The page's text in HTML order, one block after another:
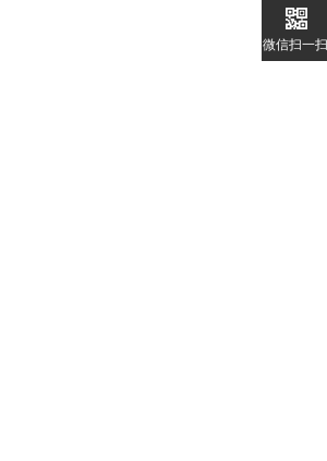
微信扫一扫